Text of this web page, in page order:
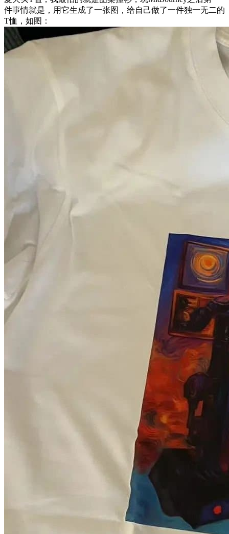
件事情就是，用它生成了一张图，给自己做了一件独一无二的
T恤，如图：